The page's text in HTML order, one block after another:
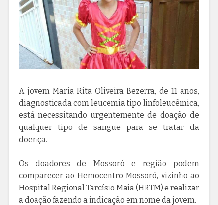
A jovem Maria Rita Oliveira Bezerra, de 11 anos,
diagnosticada com leucemia tipo linfoleucêmica,
está necessitando urgentemente de doação de
qualquer tipo de sangue para se tratar da
doença.
Os doadores de Mossoró e região podem
comparecer ao Hemocentro Mossoró, vizinho ao
Hospital Regional Tarcísio Maia (HRTM) e realizar
a doação fazendo a indicação em nome da jovem.